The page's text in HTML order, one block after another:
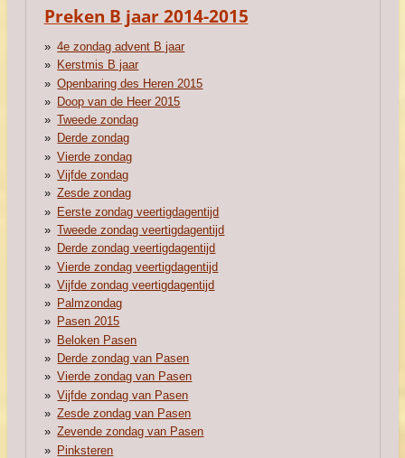
Preken B jaar 2014-2015
4e zondag advent B jaar
Kerstmis B jaar
Openbaring des Heren 2015
Doop van de Heer 2015
Tweede zondag
Derde zondag
Vierde zondag
Vijfde zondag
Zesde zondag
Eerste zondag veertigdagentijd
Tweede zondag veertigdagentijd
Derde zondag veertigdagentijd
Vierde zondag veertigdagentijd
Vijfde zondag veertigdagentijd
Palmzondag
Pasen 2015
Beloken Pasen
Derde zondag van Pasen
Vierde zondag van Pasen
Vijfde zondag van Pasen
Zesde zondag van Pasen
Zevende zondag van Pasen
Pinksteren